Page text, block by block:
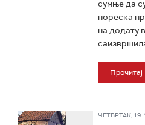
сумње да
пореска
на додату
Прочитај
ЧЕТВРТАК, 19.